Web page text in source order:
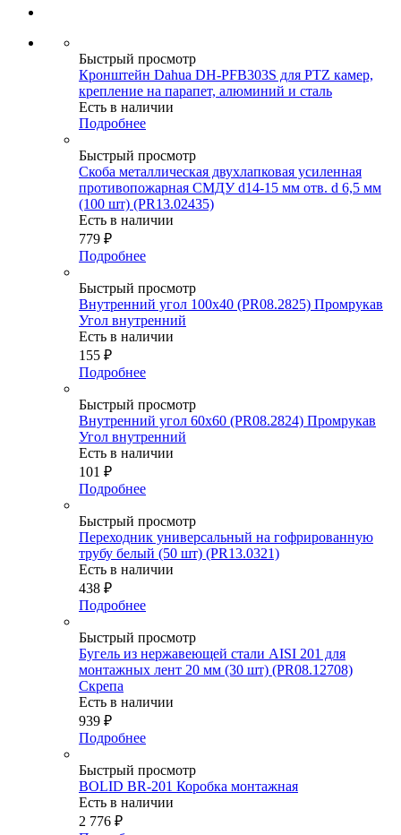
Быстрый просмотр
Кронштейн Dahua DH-PFB303S для PTZ камер,
крепление на парапет, алюминий и сталь
Есть в наличии
Подробнее
Быстрый просмотр
Скоба металлическая двухлапковая усиленная
противопожарная СМДУ d14-15 мм отв. d 6,5 мм
(100 шт) (PR13.02435)
Есть в наличии
779 ₽
Подробнее
Быстрый просмотр
Внутренний угол 100х40 (PR08.2825) Промрукав
Угол внутренний
Есть в наличии
155 ₽
Подробнее
Быстрый просмотр
Внутренний угол 60х60 (PR08.2824) Промрукав
Угол внутренний
Есть в наличии
101 ₽
Подробнее
Быстрый просмотр
Переходник универсальный на гофрированную
трубу белый (50 шт) (PR13.0321)
Есть в наличии
438 ₽
Подробнее
Быстрый просмотр
Бугель из нержавеющей стали AISI 201 для
монтажных лент 20 мм (30 шт) (PR08.12708)
Скрепа
Есть в наличии
939 ₽
Подробнее
Быстрый просмотр
BOLID BR-201 Коробка монтажная
Есть в наличии
2 776 ₽